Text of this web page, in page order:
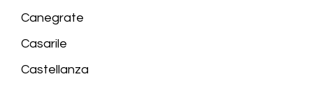
Canegrate
Casarile
Castellanza